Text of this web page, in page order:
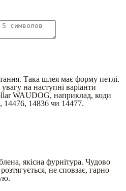
Така шлея має форму петлі.
на наступні варіанти
WAUDOG, наприклад, коди
14476, 14836 чи 14477.
якісна фурнітура. Чудово
не сповзає, гарно